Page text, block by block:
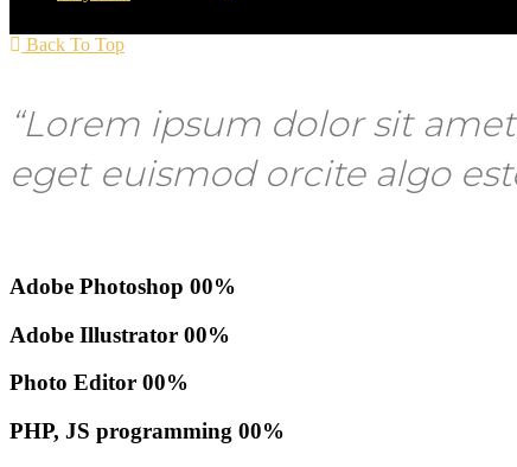
Back To Top
“Lorem ipsum dolor sit
eget euismod orcite algo
Adobe Photoshop 00%
Adobe Illustrator 00%
Photo Editor 00%
PHP, JS programming 00%